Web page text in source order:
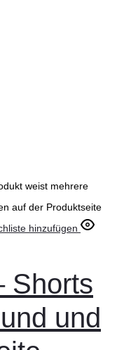
weist mehrere
auf der Produktseite
hinzufügen
Shorts
und